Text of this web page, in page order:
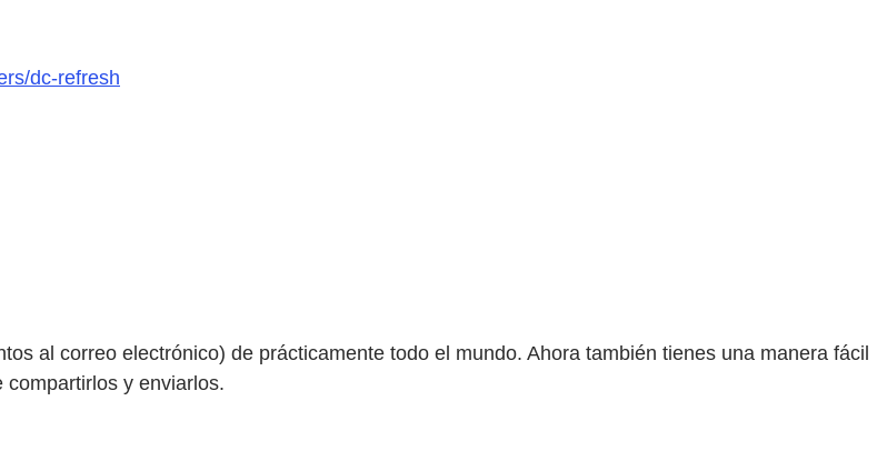
dc-refresh
al correo electrónico) de prácticamente todo el mundo. Ahora también tienes una manera fácil
y enviarlos.